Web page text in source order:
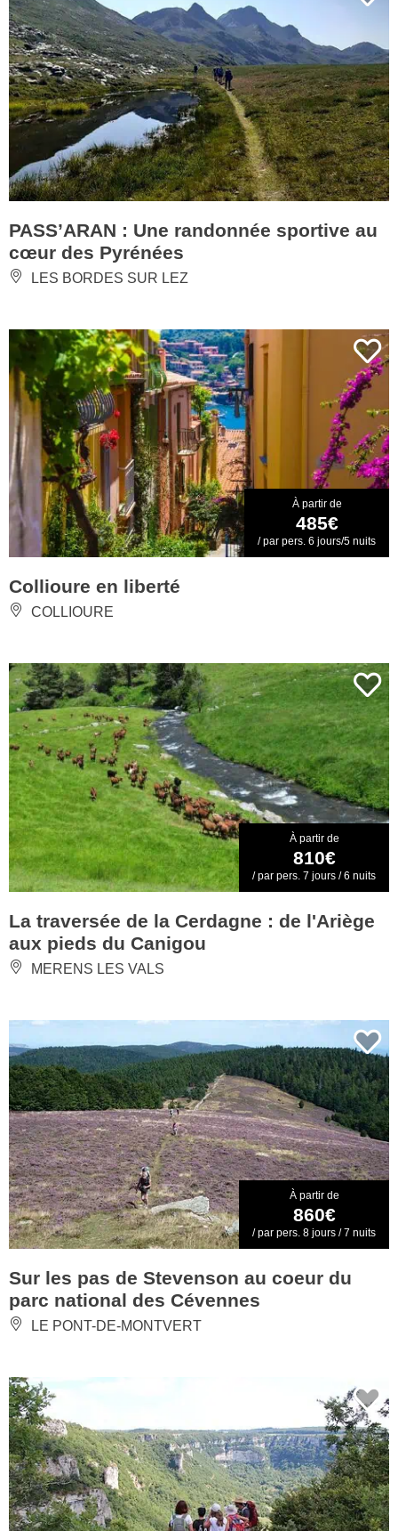
PASS’ARAN : Une randonnée sportive au
cœur des Pyrénées
LES BORDES SUR LEZ
À partir de
485€
/ par pers. 6 jours/5 nuits
Collioure en liberté
COLLIOURE
À partir de
810€
/ par pers. 7 jours / 6 nuits
La traversée de la Cerdagne : de l'Ariège
aux pieds du Canigou
MERENS LES VALS
À partir de
860€
/ par pers. 8 jours / 7 nuits
Sur les pas de Stevenson au coeur du
parc national des Cévennes
LE PONT-DE-MONTVERT